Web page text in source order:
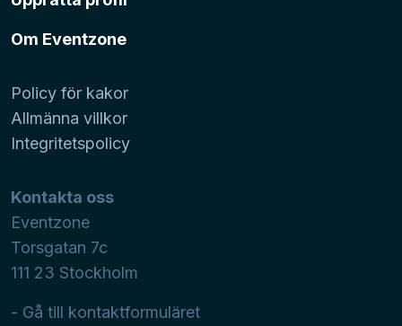
Om Eventzone
Policy för kakor
Allmänna villkor
Integritetspolicy
Kontakta oss
Eventzone
Torsgatan 7c
111 23 Stockholm
- Gå till kontaktformuläret